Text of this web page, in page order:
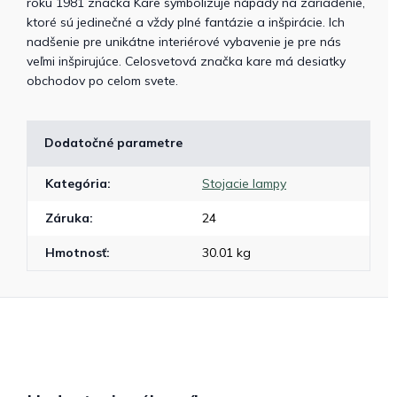
ktoré sú jedinečné a vždy plné fantázie a inšpirácie. Ich
nadšenie pre unikátne interiérové vybavenie je pre nás
veľmi inšpirujúce. Celosvetová značka kare má desiatky
obchodov po celom svete.
Dodatočné parametre
Kategória: Stojacie lampy
Záruka: 24
Hmotnosť: 30.01 kg